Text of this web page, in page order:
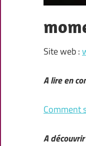
Site web :
A lire en
Comment
A